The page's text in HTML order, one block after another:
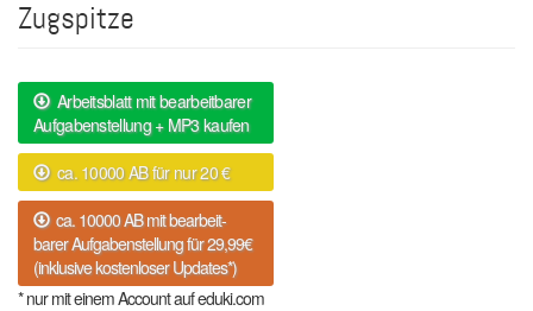
Zugspitze
Arbeitsblatt mit bearbeitbarer
Aufgabenstellung + MP3 kaufen
ca. 10000 AB für nur 20 €
ca. 10000 AB mit bearbeit-
barer Aufgabenstellung für 29,99€
(inklusive kostenloser Updates*)
* nur mit einem Account auf eduki.com